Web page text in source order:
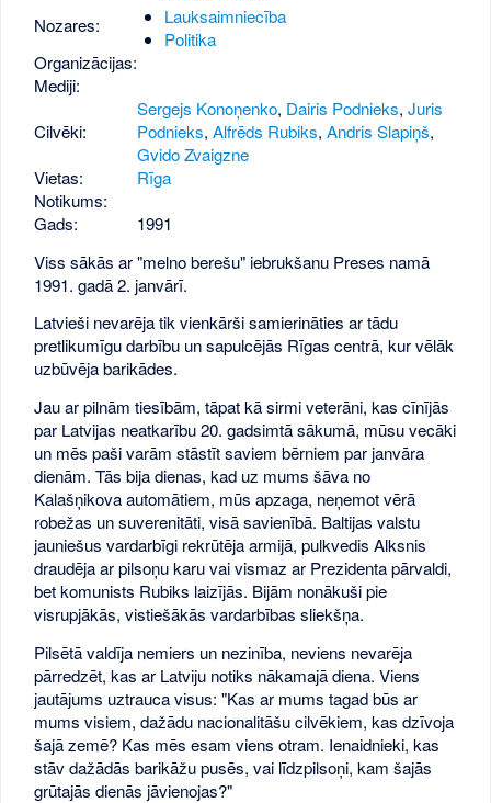
Nozares:
Lauksaimniecība
Politika
Organizācijas:
Mediji:
Cilvēki:
Sergejs Konoņenko, Dairis Podnieks,Juris
Podnieks,Alfrēds Rubiks,Andris Slapiņš,
Gvido Zvaigzne
Vietas:
Rīga
Notikums:
Gads:
1991
Viss sākās ar "melno berešu" iebrukšanu Preses namā
1991. gadā 2. janvārī.
Latvieši nevarēja tik vienkārši samierināties ar tādu
pretlikumīgu darbību un sapulcējās Rīgas centrā, kur vēlāk
uzbūvēja barikādes.
Jau ar pilnām tiesībām, tāpat kā sirmi veterāni, kas cīnījās
par Latvijas neatkarību 20. gadsimtā sākumā, mūsu vecāki
un mēs paši varām stāstīt saviem bērniem par janvāra
dienām. Tās bija dienas, kad uz mums šāva no
Kalašņikova automātiem, mūs apzaga, neņemot vērā
robežas un suverenitāti, visā savienībā. Baltijas valstu
jauniešus vardarbīgi rekrūtēja armijā, pulkvedis Alksnis
draudēja ar pilsoņu karu vai vismaz ar Prezidenta pārvaldi,
bet komunists Rubiks laizījās. Bijām nonākuši pie
visrupjākās, vistiešākās vardarbības sliekšņa.
Pilsētā valdīja nemiers un nezinība, neviens nevarēja
pārredzēt, kas ar Latviju notiks nākamajā diena. Viens
jautājums uztrauca visus: "Kas ar mums tagad būs ar
mums visiem, dažādu nacionalitāšu cilvēkiem, kas dzīvoja
šajā zemē? Kas mēs esam viens otram. Ienaidnieki, kas
stāv dažādās barikāžu pusēs, vai līdzpilsoņi, kam šajās
grūtajās dienās jāvienojas?"